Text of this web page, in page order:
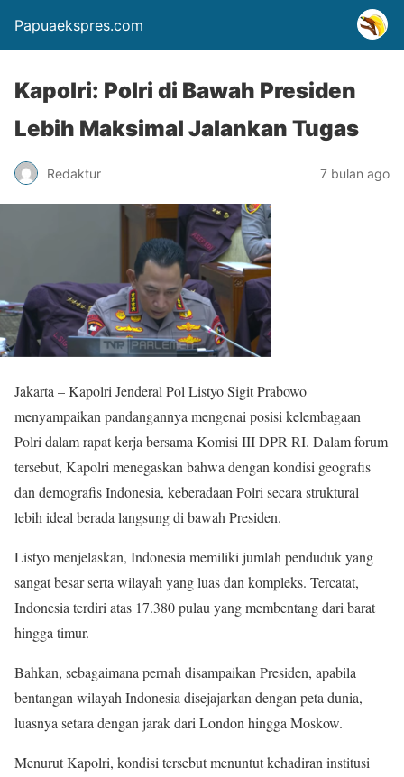
Papuaekspres.com
Kapolri: Polri di Bawah Presiden
Lebih Maksimal Jalankan Tugas
Redaktur 7 bulan ago
Jakarta – Kapolri Jenderal Pol Listyo Sigit Prabowo
menyampaikan pandangannya mengenai posisi kelembagaan
Polri dalam rapat kerja bersama Komisi III DPR RI. Dalam forum
tersebut, Kapolri menegaskan bahwa dengan kondisi geografis
dan demografis Indonesia, keberadaan Polri secara struktural
lebih ideal berada langsung di bawah Presiden.
Listyo menjelaskan, Indonesia memiliki jumlah penduduk yang
sangat besar serta wilayah yang luas dan kompleks. Tercatat,
Indonesia terdiri atas 17.380 pulau yang membentang dari barat
hingga timur.
Bahkan, sebagaimana pernah disampaikan Presiden, apabila
bentangan wilayah Indonesia disejajarkan dengan peta dunia,
luasnya setara dengan jarak dari London hingga Moskow.
Menurut Kapolri, kondisi tersebut menuntut kehadiran institusi